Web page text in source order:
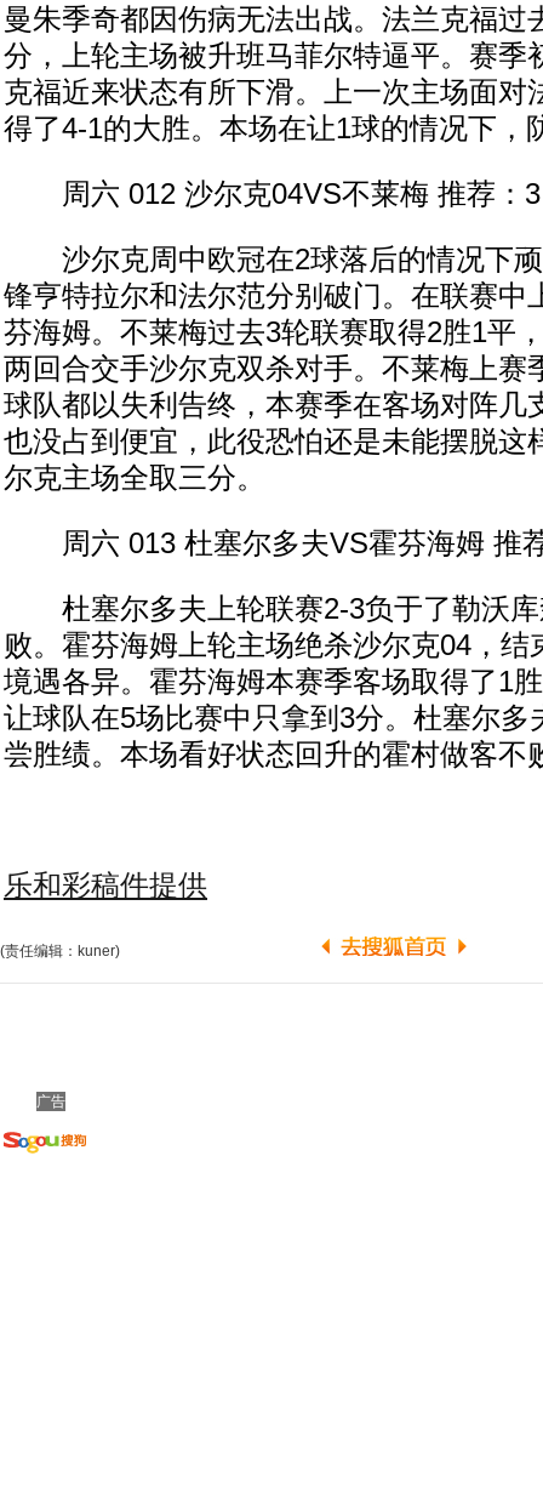
曼朱季奇都因伤病无法出战。法兰克福过
分，上轮主场被升班马菲尔特逼平。赛季
克福近来状态有所下滑。上一次主场面对
得了4-1的大胜。本场在让1球的情况下，
周六 012 沙尔克04VS不莱梅 推荐：3
沙尔克周中欧冠在2球落后的情况下顽
锋亨特拉尔和法尔范分别破门。在联赛中
芬海姆。不莱梅过去3轮联赛取得2胜1平
两回合交手沙尔克双杀对手。不莱梅上赛
球队都以失利告终，本赛季在客场对阵几
也没占到便宜，此役恐怕还是未能摆脱这
尔克主场全取三分。
周六 013 杜塞尔多夫VS霍芬海姆 推
杜塞尔多夫上轮联赛2-3负于了勒沃库
败。霍芬海姆上轮主场绝杀沙尔克04，结
境遇各异。霍芬海姆本赛季客场取得了1
让球队在5场比赛中只拿到3分。杜塞尔多
尝胜绩。本场看好状态回升的霍村做客不
乐和彩稿件提供
(责任编辑：kuner)
广告